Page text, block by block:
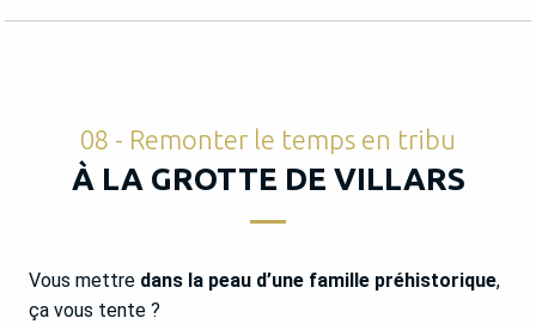
08 - Remonter le temps en tribu
À LA GROTTE DE VILLARS
Vous mettre dans la peau d’une famille préhistorique,
ça vous tente ?